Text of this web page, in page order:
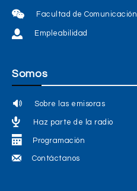
Facultad de Comunicación
Empleabilidad
Somos
Sobre las emisoras
Haz parte de la radio
Programación
Contáctanos